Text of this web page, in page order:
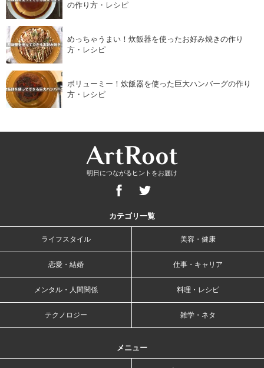
の作り方・レシピ
めっちゃうまい！炊飯器を使ったお好み焼きの作り
方・レシピ
ボリューミー！炊飯器を使った巨大ハンバーグの作り
方・レシピ
明日につながるヒントをお届け
カテゴリ一覧
ライフスタイル 美容・健康
恋愛・結婚 仕事・キャリア
メンタル・人間関係 料理・レシピ
テクノロジー 雑学・ネタ
メニュー